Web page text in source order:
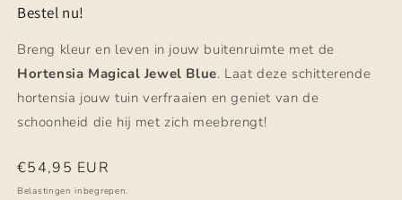
Bestel nu!
Breng kleur en leven in jouw buitenruimte met de
Hortensia Magical Jewel Blue. Laat deze schitterende
hortensia jouw tuin verfraaien en geniet van de
schoonheid die hij met zich meebrengt!
Normale
prijs
€54,95 EUR
Belastingen inbegrepen.